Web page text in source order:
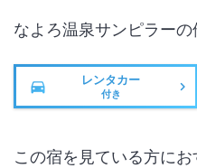
なよろ温泉サンピラーの
レンタカー
付き
この宿を見ている方に